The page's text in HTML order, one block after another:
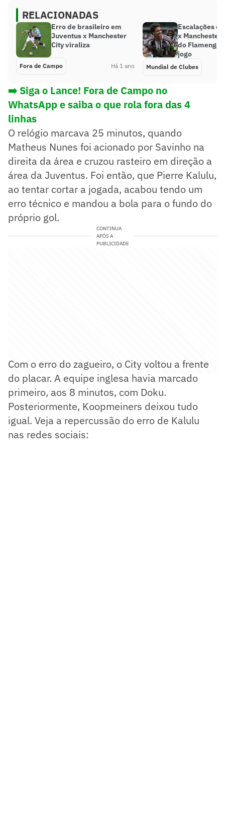
RELACIONADAS
Erro de brasileiro em
Juventus x Manchester
City viraliza
Fora de Campo Há 1 ano
Escalações
x Manchester
do Flamengo
jogo
Mundial de Clubes
➡️ Siga o Lance! Fora de Campo no
WhatsApp e saiba o que rola fora das 4
linhas
O relógio marcava 25 minutos, quando
Matheus Nunes foi acionado por Savinho na
direita da área e cruzou rasteiro em direção a
área da Juventus. Foi então, que Pierre Kalulu,
ao tentar cortar a jogada, acabou tendo um
erro técnico e mandou a bola para o fundo do
próprio gol.
CONTINUA
APÓS A
PUBLICIDADE
Com o erro do zagueiro, o City voltou a frente
do placar. A equipe inglesa havia marcado
primeiro, aos 8 minutos, com Doku.
Posteriormente, Koopmeiners deixou tudo
igual. Veja a repercussão do erro de Kalulu
nas redes sociais: